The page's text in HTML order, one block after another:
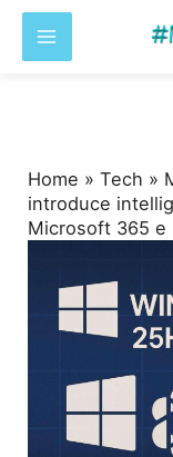
Home »Tech »
introduce
Microsoft 365 e